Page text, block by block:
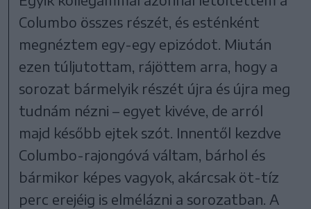
Columbo összes részét, és esténként
megnéztem egy-egy epizódot. Miután
ezen túljutottam, rájöttem arra, hogy a
sorozat bármelyik részét újra és újra meg
tudnám nézni – egyet kivéve, de arról
majd később ejtek szót. Innentől kezdve
Columbo-rajongóvá váltam, bárhol és
bármikor képes vagyok, akárcsak öt-tíz
perc erejéig is elmélázni a sorozatban. A